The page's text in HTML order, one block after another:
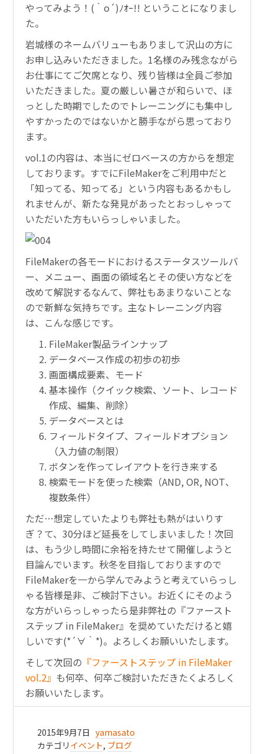
やってみよう！(｀o´)ﾉｵｰ!! ということになりまし
た。
岩城様のネームバリューもありまして沢山の方に
お申し込みいただきました。1名様のみ残念ながら
お仕事にてご欠席となり、残り皆様は全員ご参加
いただきました。夏の厳しい暑さが和らいで、ほ
っとした時期でしたのでトレーニングにも集中し
やすかったのではないかと勝手ながら思っており
ます。
vol.1の内容は、本当にゼロベースの方からを想定
しております。すでにFileMakerをご利用中だと
「知ってる、知ってる」という内容もあるかもし
れませんが、新たな発見があったとおっしゃって
いただいた方もいらっしゃいました。
FileMakerの各モードにおけるステータスツールバ
ー、メニュー、画面の領域名とその使い方などを
改めて解説するなんて、弊社もあまりないことな
ので新鮮な気持ちです。主なトレーニング内容
は、こんな感じです。
FileMaker製品ラインナップ
データベース作成の初歩の初歩
画面構成要素、モード
基本操作（クイック検索、ソート、レコード
作成、編集、削除）
データベースとは
フィールドタイプ、フィールドオプション
（入力値の制限）
ボタンを作ってレイアウトを行き来する
検索モードを使った検索（AND, OR, NOT、
複数条件）
ただ…想定していたよりも弊社も熱がはいりす
ぎ？て、30分ほど延長をしてしまいました！次回
は、もう少し時間に余裕を持たせて開催しようと
目論んでいます。秋冬を目指しておりますので
FileMakerを一から学んでみようと考えていらっし
ゃる皆様是非、ご検討下さい。お近くにそのよう
な方がいらっしゃったら是非弊社の『ファースト
ステップ in FileMaker』を奨めていただけると嬉
しいです(*´∀｀*)。よろしくお願いいたします。
そして次回の 『ファーストステップ in FileMaker
vol.2』 も何卒、何卒ご検討いただきたくよろしく
お願いいたします。
2015年9月7日 yamasato
カテゴリ イベント, ブログ